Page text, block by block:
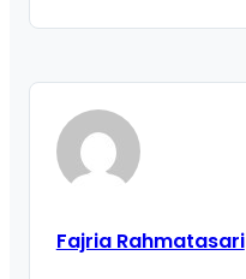
Fajria Rahmatasari